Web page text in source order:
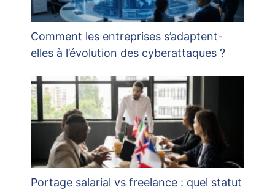
Comment les entreprises s’adaptent-
elles à l’évolution des cyberattaques ?
Portage salarial vs freelance : quel statut